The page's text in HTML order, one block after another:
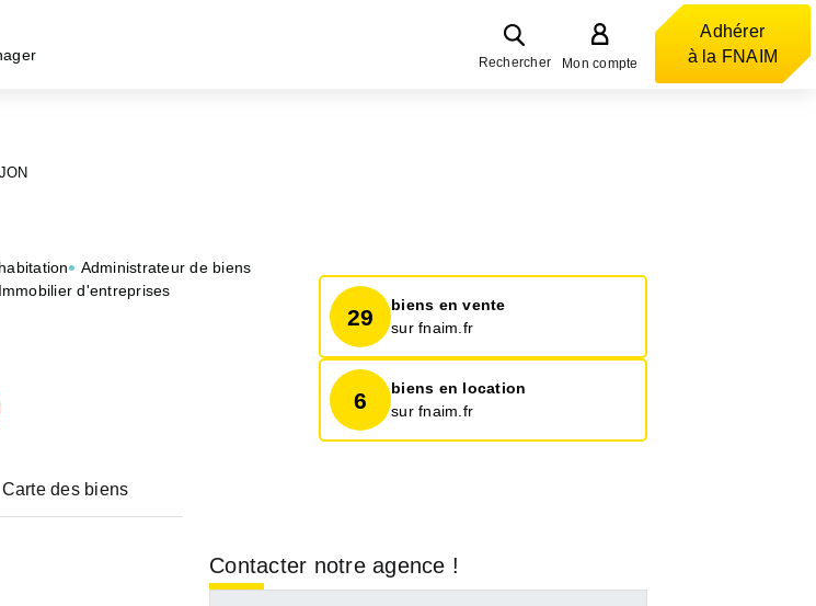
Rechercher Mon compte
Adhérer
à la FNAIM
Administrateur de biens
Immobilier d'entreprises
29
biens en vente
sur fnaim.fr
6
biens en location
sur fnaim.fr
Carte des biens
Contacter notre agence !